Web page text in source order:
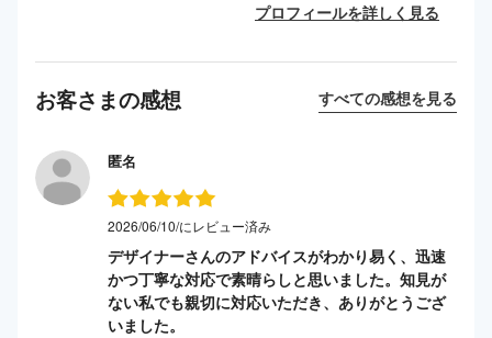
プロフィールを詳しく見る
お客さまの感想 すべての感想を見る
匿名
2026/06/10/にレビュー済み
デザイナーさんのアドバイスがわかり易く、迅速
かつ丁寧な対応で素晴らしと思いました。知見が
ない私でも親切に対応いただき、ありがとうござ
いました。